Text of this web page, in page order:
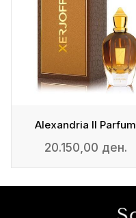
Alexandria II Parfum
20.150,00 ден.